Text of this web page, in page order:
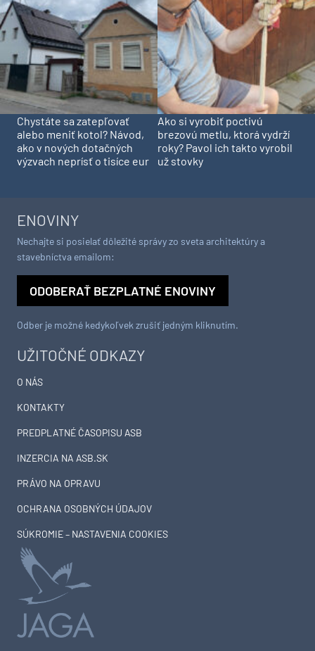
Chystáte sa zatepľovať
alebo meniť kotol? Návod,
ako v nových dotačných
výzvach neprísť o tisíce eur
Ako si vyrobiť poctivú
brezovú metlu, ktorá vydrží
roky? Pavol ich takto vyrobil
už stovky
UŽITOČNÉ ODKAZY
O NÁS
KONTAKTY
PREDPLATNÉ ČASOPISU ASB
INZERCIA NA ASB.SK
PRÁVO NA OPRAVU
OCHRANA OSOBNÝCH ÚDAJOV
SÚKROMIE – NASTAVENIA COOKIES
ENOVINY
Nechajte si posielať dôležité správy zo sveta architektúry a
stavebníctva emailom:
ODOBERAŤ BEZPLATNÉ ENOVINY
Odber je možné kedykoľvek zrušiť jedným kliknutím.